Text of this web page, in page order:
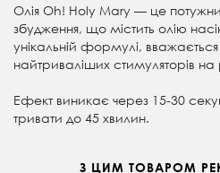
Олія Oh! Holy Mary — це
збудження, що містить олію
унікальній формулі,
найтриваліших стимуляторів на
Ефект виникає через 15-30
тривати до 45 хвилин.
З ЦИМ ТОВАРОМ